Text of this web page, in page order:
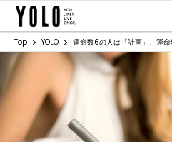
Top YOLO 運命数6の人は「計画」、運